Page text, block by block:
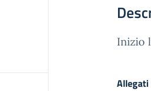
Inizio
Allegati